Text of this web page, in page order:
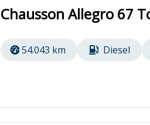
Chausson Allegro 67
54.043 km Diesel